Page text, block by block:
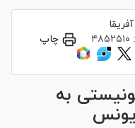
۴۸۵۲۵۱۰ چاپ
به